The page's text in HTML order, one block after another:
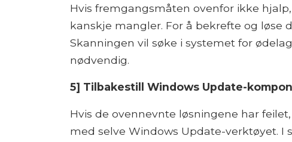
Hvis fremgangsmåten ovenfor ikke
kanskje mangler. For å bekrefte og løse
Skanningen vil søke i systemet for
nødvendig.
5] Tilbakestill Windows Update-
Hvis de ovennevnte løsningene har
med selve Windows Update-verktøyet. I